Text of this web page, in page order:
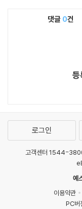
댓글 0건
등
로그인
고객센터 1544-
예
이용약관
PC버